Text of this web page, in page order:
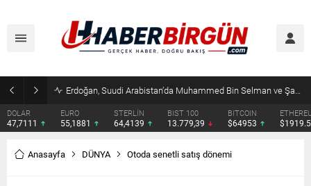
Erdoğan, Suudi Arabistan’da Muhammed Bin Selman ve Şahbaz Şerif ile Görüşecek
DOLAR
47,7111
EURO
55,1881
STERLİN
64,4139
BIST 100
13.779,39
BITCOIN
$64953
Anasayfa DÜNYA Otoda senetli satış dönemi